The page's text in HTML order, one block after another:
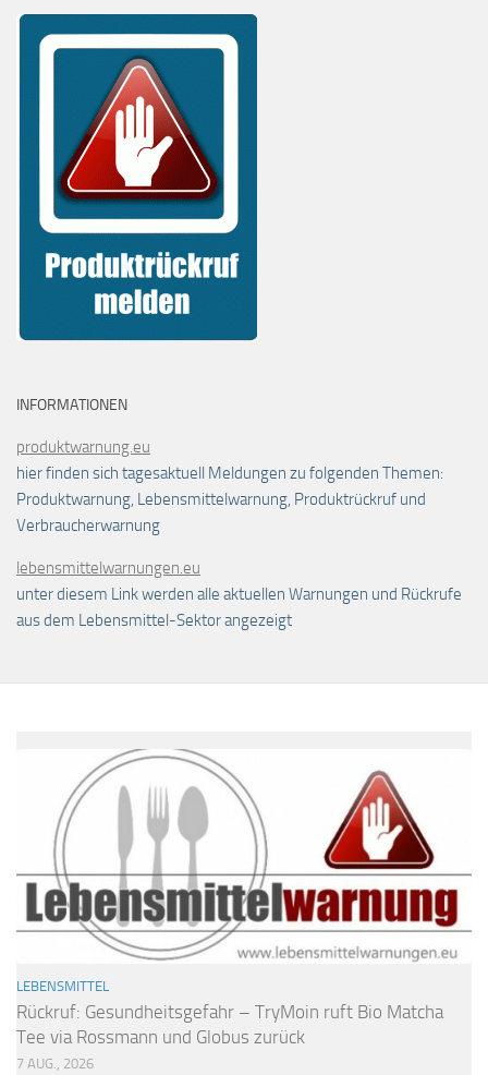
INFORMATIONEN
produktwarnung.eu
hier finden sich tagesaktuell Meldungen zu folgenden Themen:
Produktwarnung, Lebensmittelwarnung, Produktrückruf und
Verbraucherwarnung
lebensmittelwarnungen.eu
unter diesem Link werden alle aktuellen Warnungen und Rückrufe
aus dem Lebensmittel-Sektor angezeigt
LEBENSMITTEL
Rückruf: Gesundheitsgefahr – TryMoin ruft Bio Matcha
Tee via Rossmann und Globus zurück
7 AUG., 2026